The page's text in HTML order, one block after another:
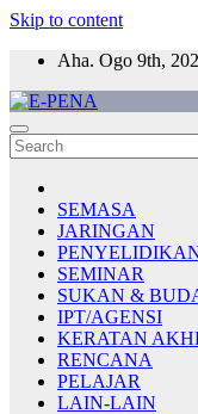
Skip to content
Aha. Ogo 9th,
E-PENA
Berita Digital Terkini
SEMASA
JARINGAN
SEMINAR
SUKAN &
IPT/AGENSI
KERATAN
RENCANA
PELAJAR
LAIN-LAIN